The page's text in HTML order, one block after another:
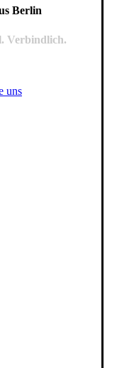
Berlin
Verbindlich.
uns